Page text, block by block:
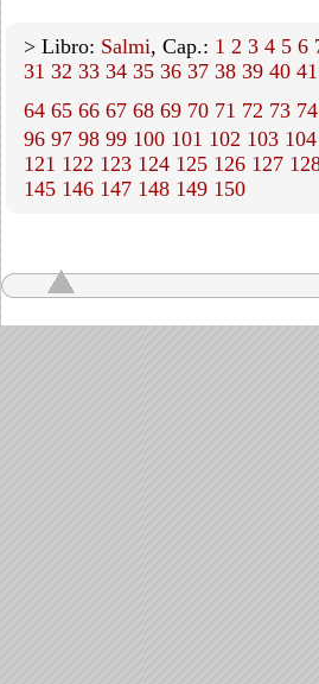
> Libro: Salmi, Cap.: 1 2 3 4 5 6
31 32 33 34 35 36 37 38 39 40 41
64 65 66 67 68 69 70 71 72 73 74
96 97 98 99 100 101 102 103 104
121 122 123 124 125 126 127
145 146 147 148 149 150